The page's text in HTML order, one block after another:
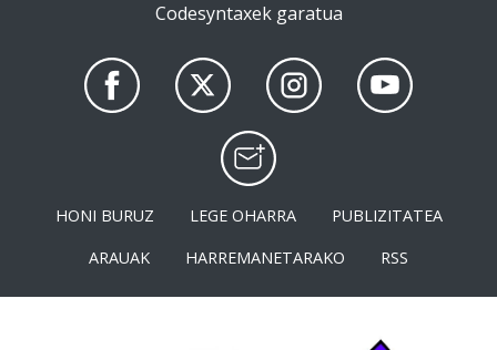
Codesyntaxek garatua
HONI BURUZ LEGE OHARRA
PUBLIZITATEA
ARAUAK
HARREMANETARAKO RSS